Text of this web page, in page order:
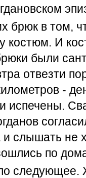
брюк в том,
костюм. И
были
отвезти
-
испечены.
слышать не
по
следующее.